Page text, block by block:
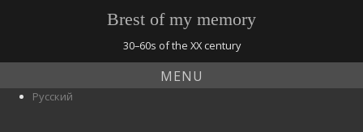
Brest of my memory
30–60s of the XX century
MENU
Русский